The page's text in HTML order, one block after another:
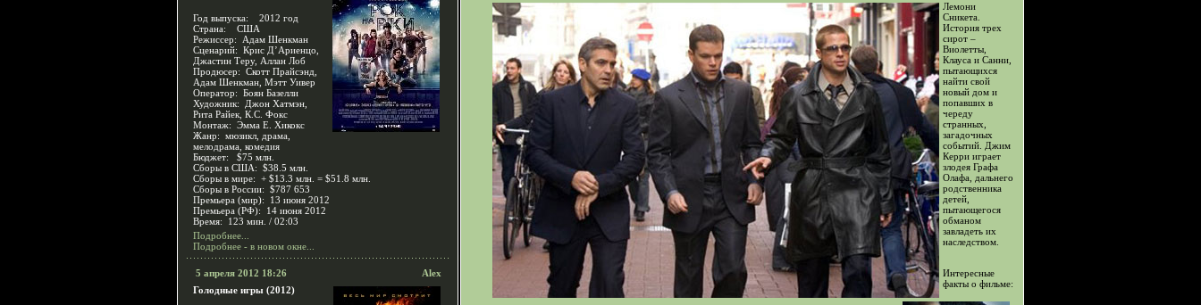
Год выпуска: 2012 год
Страна: США
Режиссер: Адам Шенкман
Сценарий: Крис Д’Ариенцо,
Джастин Теру, Аллан Лоб
Продюсер: Скотт Прайсэнд,
Адам Шенкман, Мэтт Уивер
Оператор: Боян Базелли
Художник: Джон Хатмэн,
Рита Райек, К.С. Фокс
Монтаж: Эмма Е. Хикокс
Жанр: мюзикл, драма,
мелодрама, комедия
Бюджет: $75 млн.
Сборы в США: $38.5 млн.
Сборы в мире: + $13.3 млн. = $51.8 млн.
Сборы в России: $787 653
Премьера (мир): 13 июня 2012
Премьера (РФ): 14 июня 2012
Время: 123 мин. / 02:03
Подробнее...
Подробнее - в новом окне...
5 апреля 2012 18:26
Alex
Голодные игры (2012)
Лемони
Сникета.
История трех
сирот –
Виолетты,
Клауса и Санни,
пытающихся
найти свой
новый дом и
попавших в
череду
странных,
загадочных
событий. Джим
Керри играет
злодея Графа
Олафа, дальнего
родственника
детей,
пытающегося
обманом
завладеть их
наследством.
Интересные
факты о фильме: